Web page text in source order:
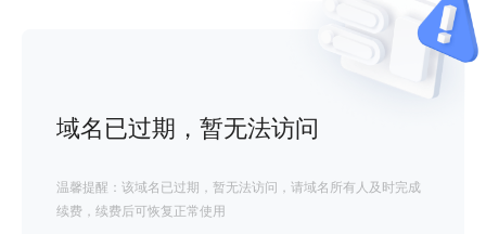
域名已过期，暂无法访问
温馨提醒：该域名已过期，暂无法访问，请域名所有人及时完成
续费，续费后可恢复正常使用